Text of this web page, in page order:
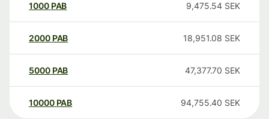
1000 PAB 9,475.54 SEK
2000 PAB 18,951.08 SEK
5000 PAB 47,377.70 SEK
10000 PAB 94,755.40 SEK